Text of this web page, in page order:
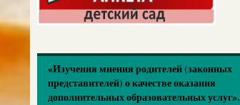
«Изучения мнения родителей (законных
представителей) о качестве оказания
дополнительных образовательных услуг».